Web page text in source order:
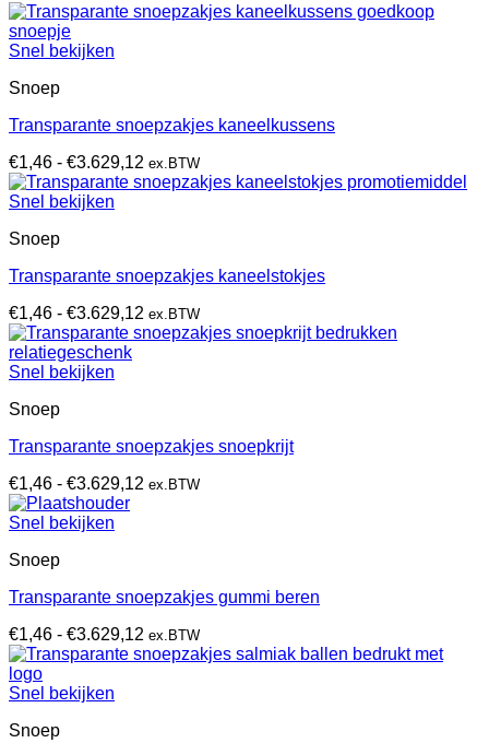
€1,46
Snel bekijken
Snoep
Transparante snoepzakjes kaneelkussens
€1,46 - €3.629,12 Prijsklasse:
€1,46
ex.BTW
Snel bekijken
Snoep
Transparante snoepzakjes kaneelstokjes
€1,46 - €3.629,12 Prijsklasse:
€1,46
ex.BTW
Snel bekijken
Snoep
Transparante snoepzakjes snoepkrijt
€1,46 - €3.629,12 Prijsklasse:
ex.BTW
Snel bekijken
Snoep
Transparante snoepzakjes gummi beren
€1,46 - €3.629,12 Prijsklasse:
€1,46
ex.BTW
Snel bekijken
Snoep